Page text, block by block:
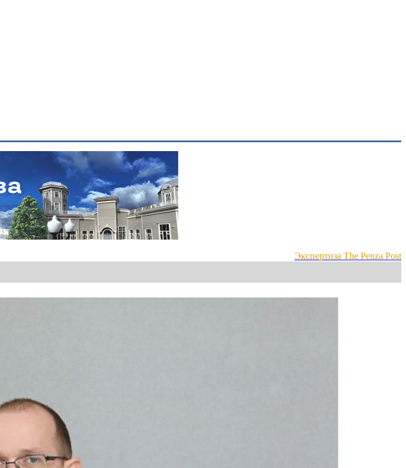
Экспертиза The Penza Post